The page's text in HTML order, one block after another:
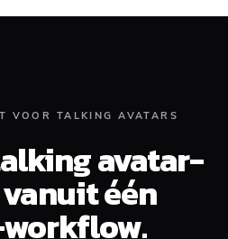
VOOR TALKING AVATARS
avatar-
één